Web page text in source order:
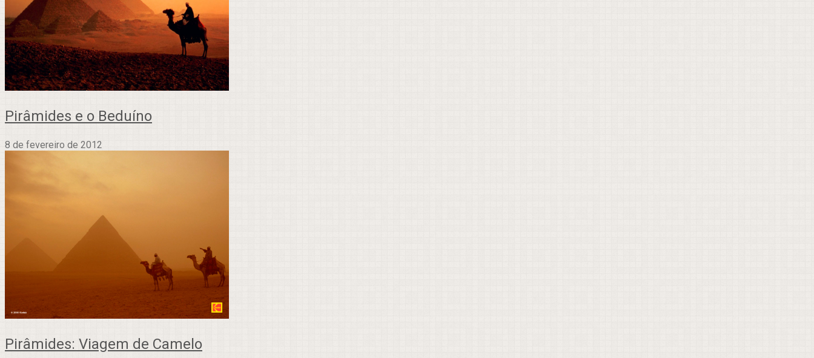
Pirâmides e o Beduíno
8 de fevereiro de 2012
Pirâmides: Viagem de Camelo